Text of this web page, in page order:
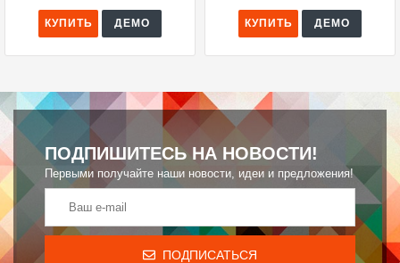
КУПИТЬ ДЕМО КУПИТЬ ДЕМО
ПОДПИШИТЕСЬ НА НОВОСТИ!
Первыми получайте наши новости, идеи и предложения!
ПОДПИСАТЬСЯ